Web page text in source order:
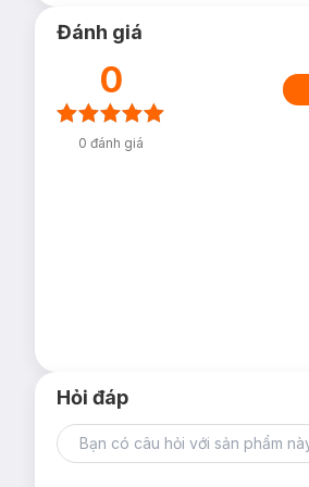
Đánh giá
0
0 đánh giá
Hỏi đáp